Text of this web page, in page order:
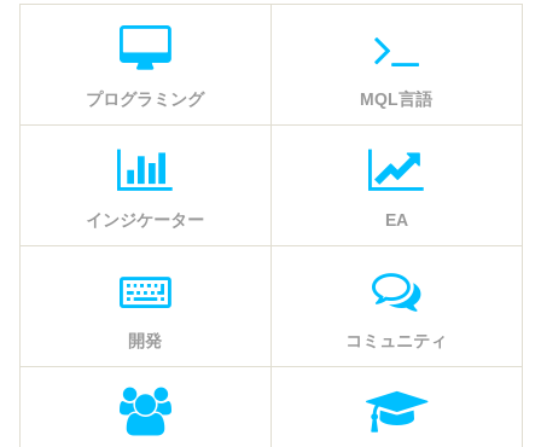
プログラミング MQL言語
インジケーター EA
開発 コミュニティ